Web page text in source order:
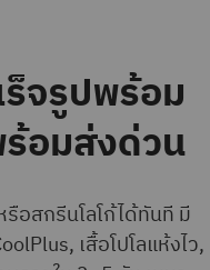
ร็จรูปพร้อม
อมส่งด่วน
รือสกรีนโลโก้ได้ทันที มี
เสื้อโปโลแห้งไว,